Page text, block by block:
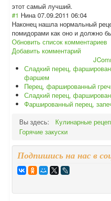
этот самый лучший.
#1 Нина 07.09.2011 06:04
Наконец нашла нормальный
помидорами как оно и должно
Обновить список комментариев
Добавить комментарий
Сладкий перец,
фаршем
Перец, фаршированный
Сладкий перец,
Фаршированный перец,
Вы здесь:
Кулинарные
Горячие закуски
Подпишись на нас в